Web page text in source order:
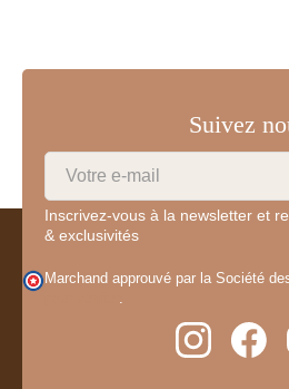
Suivez
Inscrivez-vous à la newsletter et
& exclusivités
Marchand approuvé par la Société
.